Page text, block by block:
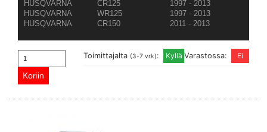
HUSQVARNA
CR125
1997 - 2013
HUSQVARNA
WR125
1997 - 2013
HUSQVARNA
CR150 2011 - 2013
Varastossa:
Toimittajalta (3-7 vrk):